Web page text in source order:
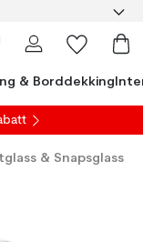
& Borddekking
& Snapsglass